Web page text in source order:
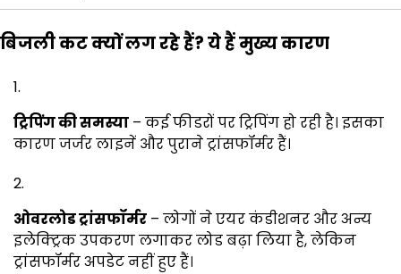
बिजली कट क्यों लग रहे हैं? ये हैं मुख्य कारण
ट्रिपिंग की समस्या – कई फीडरों पर ट्रिपिंग हो रही है। इसका
कारण जर्जर लाइनें और पुराने ट्रांसफॉर्मर हैं।
ओवरलोड ट्रांसफॉर्मर – लोगों ने एयर कंडीशनर और अन्य
इलेक्ट्रिक उपकरण लगाकर लोड बढ़ा लिया है, लेकिन
ट्रांसफॉर्मर अपडेट नहीं हुए हैं।